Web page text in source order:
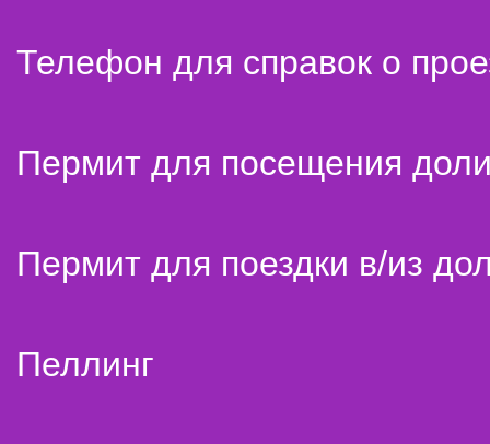
Телефон для справок о
Пермит для посещения
Пермит для поездки в/из
Пеллинг